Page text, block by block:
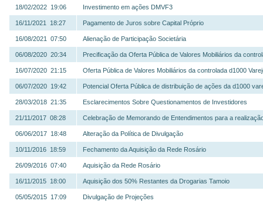
18/02/2022 19:06 Investimento em ações DMVF3
16/11/2021 18:27 Pagamento de Juros sobre Capital Próprio
16/08/2021 07:50 Alienação de Participação Societária
06/08/2020 20:34 Precificação da Oferta Pública de Valores Mobiliários da
16/07/2020 21:15 Oferta Pública de Valores Mobiliários da controlada d1000
06/07/2020 19:42 Potencial Oferta Pública de distribuição de ações da d1000
28/03/2018 21:35 Esclarecimentos Sobre Questionamentos de Investidores
21/11/2017 08:28 Celebração de Memorando de Entendimentos para a
06/06/2017 18:48 Alteração da Política de Divulgação
10/11/2016 18:59 Fechamento da Aquisição da Rede Rosário
26/09/2016 07:40 Aquisição da Rede Rosário
16/11/2015 18:00 Aquisição dos 50% Restantes da Drogarias Tamoio
05/05/2015 17:09 Divulgação de Projeções